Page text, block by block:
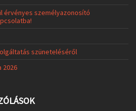
érvényes személyazonosító
szüneteléséről
2026